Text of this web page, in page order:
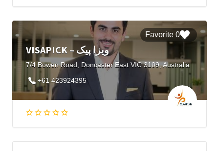
0 Favorite
VISAPICK – ویزا پیک
7/4 Bowen Road, Doncaster East VIC 3109, Australia
+61 423924395